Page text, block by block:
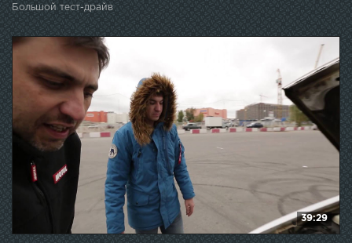
Большой тест-драйв
39:29